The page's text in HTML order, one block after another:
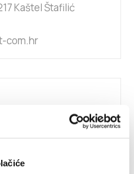
Kaštel Štafilić
com.hr
Kaštel Gomilica